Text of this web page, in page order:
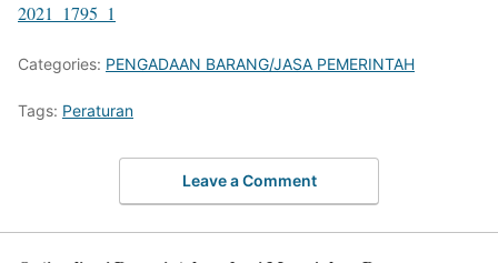
2021_1795_1
Categories: PENGADAAN BARANG/JASA PEMERINTAH
Tags: Peraturan
Leave a Comment